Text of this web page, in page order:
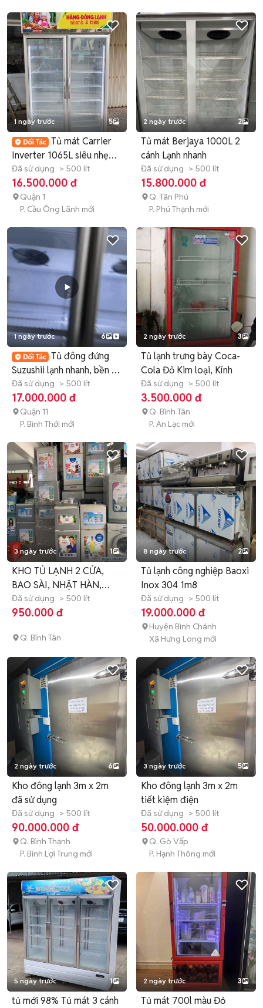
1 ngày trước 5
Tủ mát Carrier
Inverter 1065L siêu nhẹ
điện
Đã sử dụng > 500 lít
16.500.000 đ
Quận 1
P. Cầu Ông Lãnh mới
2 ngày trước 2
Tủ mát Berjaya 1000L 2
cánh Lạnh nhanh
Đã sử dụng > 500 lít
15.800.000 đ
Q. Tân Phú
P. Phú Thạnh mới
1 ngày trước 6
Tủ đông đứng
Suzushii lạnh nhanh, bền bỉ
-FreeShip
Đã sử dụng > 500 lít
17.000.000 đ
Quận 11
P. Bình Thới mới
2 ngày trước 3
Tủ lạnh trưng bày Coca-
Cola Đỏ Kim loại, Kính
Đã sử dụng > 500 lít
3.500.000 đ
Q. Bình Tân
P. An Lạc mới
3 ngày trước 1
KHO TỦ LẠNH 2 CỬA,
BAO SÀI, NHẬT HÀN,
TOÀN QUỐC
Đã sử dụng > 500 lít
950.000 đ
Q. Bình Tân
8 ngày trước 2
Tủ lạnh công nghiệp Baoxi
Inox 304 1m8
Đã sử dụng > 500 lít
19.000.000 đ
Huyện Bình Chánh
Xã Hưng Long mới
2 ngày trước 6
Kho đông lạnh 3m x 2m
đã sử dụng
Đã sử dụng > 500 lít
90.000.000 đ
Q. Bình Thạnh
P. Bình Lợi Trung mới
3 ngày trước 5
Kho đông lạnh 3m x 2m
tiết kiệm điện
Đã sử dụng > 500 lít
50.000.000 đ
Q. Gò Vấp
P. Hạnh Thông mới
5 ngày trước 1
tủ mới 98% Tủ mát 3 cánh
2 ngày trước 3
Tủ mát 700l màu Đỏ